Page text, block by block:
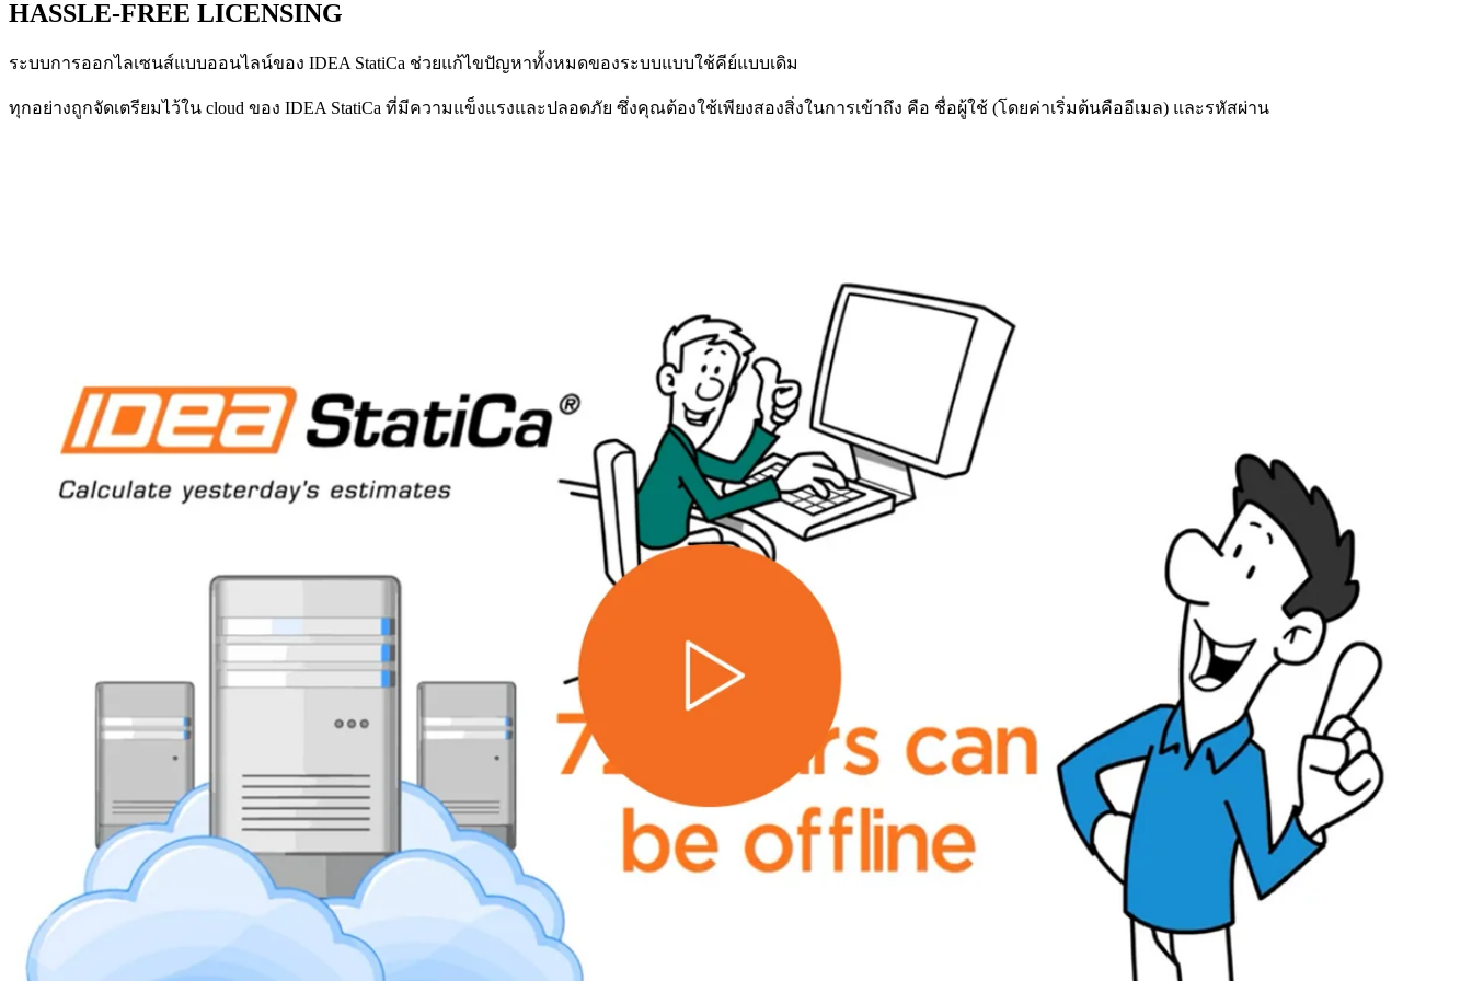
HASSLE-FREE LICENSING
ระบบการออกไลเซนส์แบบออนไลน์ของ IDEA StatiCa ช่วยแก้ไขปัญหาทั้งหมดของระบบแบบใช้คีย์แบบเดิม
ทุกอย่างถูกจัดเตรียมไว้ใน cloud ของ IDEA StatiCa ที่มีความแข็งแรงและปลอดภัย ซึ่งคุณต้องใช้เพียงสองสิ่งในการเข้าถึง คือ ชื่อผู้ใช้ (โดยค่าเริ่มต้นคืออีเมล) และรหัสผ่าน